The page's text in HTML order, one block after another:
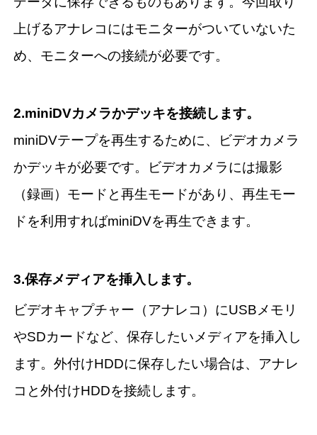
上げるアナレコにはモニターがついていないた
め、モニターへの接続が必要です。
2.miniDVカメラかデッキを接続します。
miniDVテープを再生するために、ビデオカメラ
かデッキが必要です。ビデオカメラには撮影
（録画）モードと再生モードがあり、再生モー
ドを利用すればminiDVを再生できます。
3.保存メディアを挿入します。
ビデオキャプチャー（アナレコ）にUSBメモリ
やSDカードなど、保存したいメディアを挿入し
ます。外付けHDDに保存したい場合は、アナレ
コと外付けHDDを接続します。